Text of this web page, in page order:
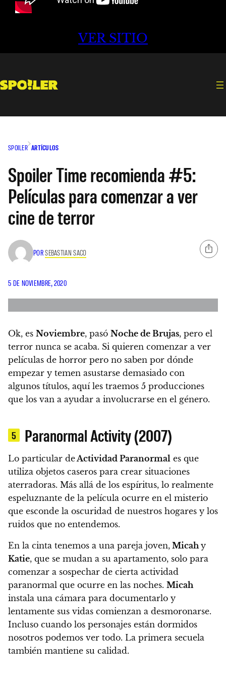
VER SITIO
SPOILER ARTÍCULOS
Spoiler Time recomienda #5:
Películas para comenzar a ver
cine de terror
PORSEBASTIAN SACO
5 DE NOVIEMBRE, 2020
Ok, es Noviembre, pasó Noche de Brujas, pero el
terror nunca se acaba. Si quieren comenzar a ver
películas de horror pero no saben por dónde
empezar y temen asustarse demasiado con
algunos títulos, aquí les traemos 5 producciones
que los van a ayudar a involucrarse en el género.
5 Paranormal Activity (2007)
Lo particular de Actividad Paranormal es que
utiliza objetos caseros para crear situaciones
aterradoras. Más allá de los espíritus, lo realmente
espeluznante de la película ocurre en el misterio
que esconde la oscuridad de nuestros hogares y los
ruidos que no entendemos.
En la cinta tenemos a una pareja joven, Micah y
Katie, que se mudan a su apartamento, solo para
comenzar a sospechar de cierta actividad
paranormal que ocurre en las noches. Micah
instala una cámara para documentarlo y
lentamente sus vidas comienzan a desmoronarse.
Incluso cuando los personajes están dormidos
nosotros podemos ver todo. La primera secuela
también mantiene su calidad.